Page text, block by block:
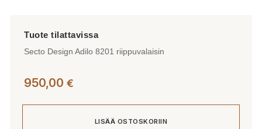
Secto Design Adilo 8201 riippuvalaisin
950,00 €
LISÄÄ OSTOSKORIIN